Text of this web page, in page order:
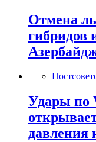
Отмена
гибридов
Удары по
давления